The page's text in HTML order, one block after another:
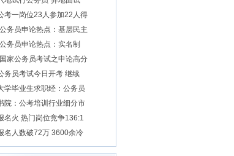
考一岗位23人参加22人得
务员申论热点：基层民主
务员申论热点：实名制
家公务员考试之申论高分
务员考试今日开考 继续
学毕业生求职经：公务员
院：公考培训行业细分市
名火 热门岗位竞争136:1
名人数破72万 3600余冷